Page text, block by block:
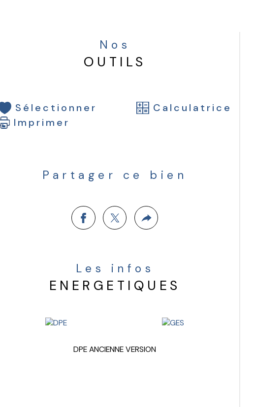
à-terre dans un secteur dynamique et en
Nos
OUTILS
Sélectionner
Calculatrice
Imprimer
Partager ce bien
Les infos
ENERGETIQUES
DPE ANCIENNE VERSION